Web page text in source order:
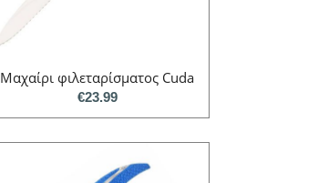
Μαχαίρι φιλεταρίσματος Cuda
€23.99